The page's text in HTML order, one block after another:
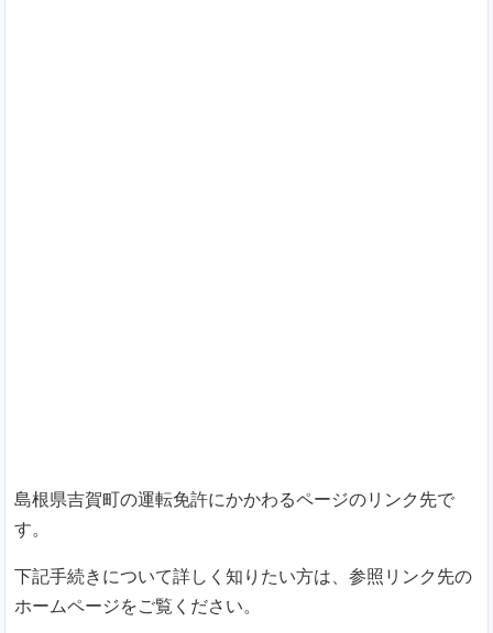
島根県吉賀町の運転免許にかかわるページのリンク先で
す。
下記手続きについて詳しく知りたい方は、参照リンク先の
ホームページをご覧ください。